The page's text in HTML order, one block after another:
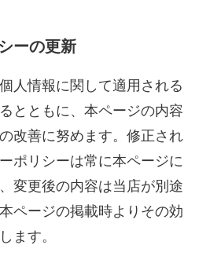
ーの更新
人情報に関して適用される
とともに、本ページの内容
改善に努めます。修正され
ポリシーは常に本ページに
変更後の内容は当店が別途
ページの掲載時よりその効
ます。